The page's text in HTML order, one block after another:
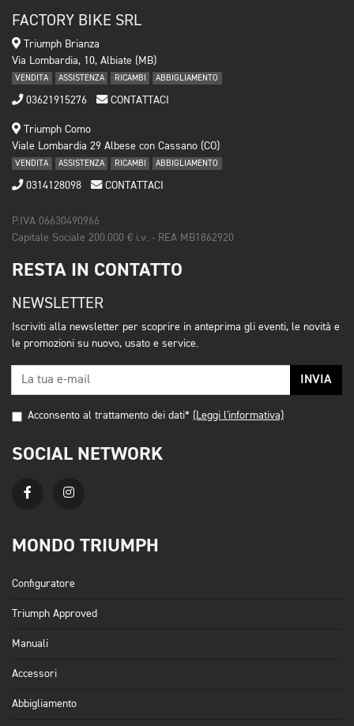
FACTORY BIKE SRL
Triumph Brianza
Via Lombardia, 10, Albiate (MB)
VENDITA ASSISTENZA RICAMBI ABBIGLIAMENTO
03621915276 CONTATTACI
Triumph Como
Viale Lombardia 29 Albese con Cassano (CO)
VENDITA ASSISTENZA RICAMBI ABBIGLIAMENTO
0314128098 CONTATTACI
P.IVA 06630490966
Capitale Sociale 200.000 € i.v. - REA MB1862920
RESTA IN CONTATTO
NEWSLETTER
Iscriviti alla newsletter per scoprire in anteprima gli eventi, le novità e
le promozioni su nuovo, usato e service.
INVIA
Acconsento al trattamento dei dati* (Leggi l'informativa)
SOCIAL NETWORK
MONDO TRIUMPH
Configuratore
Triumph Approved
Manuali
Accessori
Abbigliamento